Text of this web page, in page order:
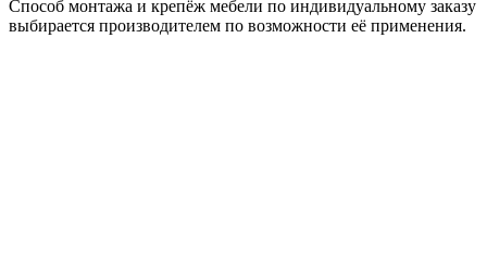
Способ монтажа и крепёж мебели по индивидуальному заказу
выбирается производителем по возможности её применения.